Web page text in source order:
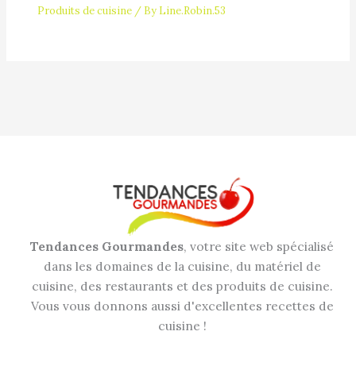
Produits de cuisine / By Line.Robin.53
Tendances Gourmandes, votre site web spécialisé
dans les domaines de la cuisine, du matériel de
cuisine, des restaurants et des produits de cuisine.
Vous vous donnons aussi d'excellentes recettes de
cuisine !